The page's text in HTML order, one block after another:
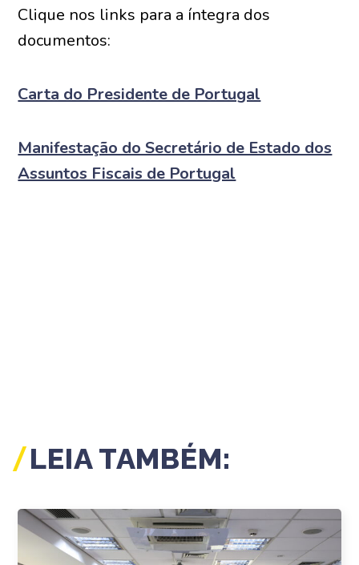
Clique nos links para a íntegra dos
documentos:
Carta do Presidente de Portugal
Manifestação do Secretário de Estado dos
Assuntos Fiscais de Portugal
LEIA TAMBÉM: